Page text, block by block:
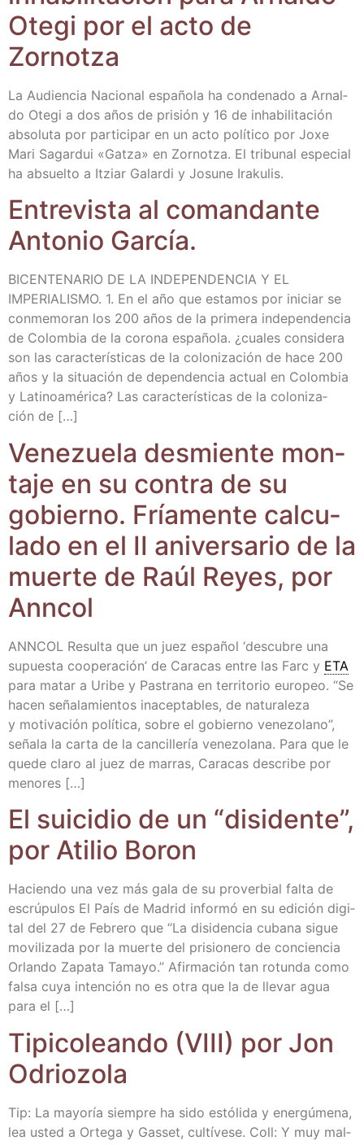
Ote­gi por el acto de
Zornotza
La Audien­cia Nacio­nal espa­ño­la ha con­de­na­do a Arnal­
do Ote­gi a dos años de pri­sión y 16 de inha­bi­li­ta­ción
abso­lu­ta por par­ti­ci­par en un acto polí­ti­co por Joxe
Mari Sagar­dui «Gatza» en Zor­notza. El tri­bu­nal espe­cial
ha absuel­to a Itziar Galar­di y Josu­ne Irakulis.
Entre­vis­ta al coman­dan­te
Anto­nio García.
BICENTENARIO DE LA INDEPENDENCIA Y EL
IMPERIALISMO. 1. En el año que esta­mos por ini­ciar se
con­me­mo­ran los 200 años de la pri­me­ra inde­pen­den­cia
de Colom­bia de la coro­na espa­ño­la. ¿cua­les con­si­de­ra
son las carac­te­rís­ti­cas de la colo­ni­za­ción de hace 200
años y la situa­ción de depen­den­cia actual en Colom­bia
y Lati­noa­mé­ri­ca? Las carac­te­rís­ti­cas de la colo­ni­za­
ción de […]
Vene­zue­la des­mien­te mon­
ta­je en su con­tra de su
gobierno. Fría­men­te cal­cu­
la­do en el II ani­ver­sa­rio de la
muer­te de Raúl Reyes, por
Anncol
ANNCOL Resul­ta que un juez espa­ñol ‘des­cu­bre una
supues­ta coope­ra­ción’ de Cara­cas entre las Farc y ETA
para matar a Uri­be y Pas­tra­na en terri­to­rio euro­peo. “Se
hacen seña­la­mien­tos inacep­ta­bles, de natu­ra­le­za
y moti­va­ción polí­ti­ca, sobre el gobierno vene­zo­lano”,
seña­la la car­ta de la can­ci­lle­ría vene­zo­la­na. Para que le
que­de cla­ro al juez de marras, Cara­cas des­cri­be por
menores […]
El sui­ci­dio de un “disi­den­te”,
por Ati­lio Boron
Hacien­do una vez más gala de su pro­ver­bial fal­ta de
escrú­pu­los El País de Madrid infor­mó en su edi­ción digi­
tal del 27 de Febre­ro que “La disi­den­cia cuba­na sigue
movi­li­za­da por la muer­te del pri­sio­ne­ro de con­cien­cia
Orlan­do Zapa­ta Tama­yo.” Afir­ma­ción tan rotun­da como
fal­sa cuya inten­ción no es otra que la de lle­var agua
para el […]
Tipi­co­lean­do (VIII) por Jon
Odriozola
Tip: La mayo­ría siem­pre ha sido estó­li­da y ener­gú­me­na,
lea usted a Orte­ga y Gas­set, cul­tí­ve­se. Coll: Y muy mal­